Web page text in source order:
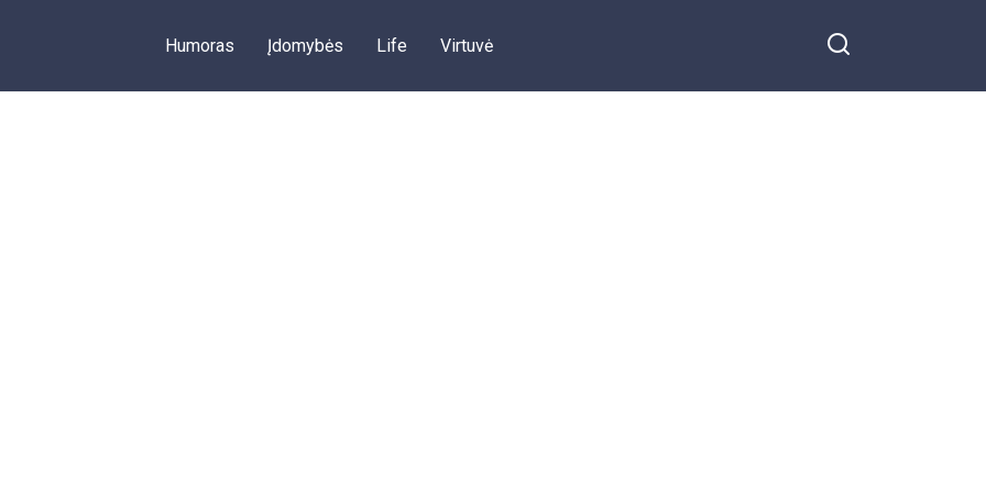
Humoras Įdomybės Life Virtuvė